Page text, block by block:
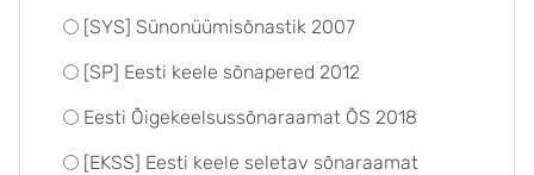
[SYS] Sünonüümisõnastik 2007
[SP] Eesti keele sõnapered 2012
Eesti Õigekeelsussõnaraamat ÕS 2018
[EKSS] Eesti keele seletav sõnaraamat